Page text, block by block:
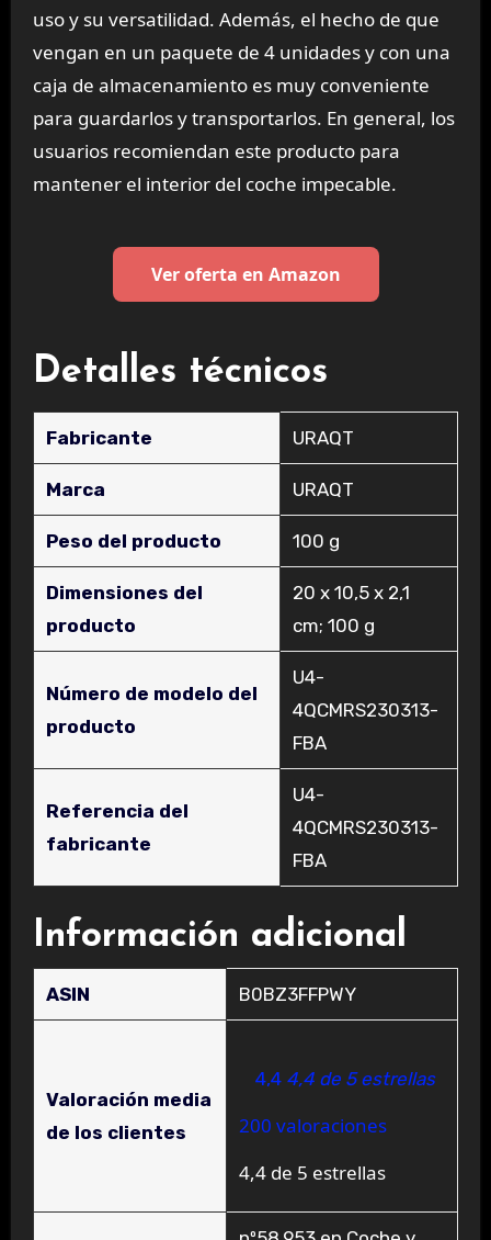
uso y su versatilidad. Además, el hecho de que
vengan en un paquete de 4 unidades y con una
caja de almacenamiento es muy conveniente
para guardarlos y transportarlos. En general, los
usuarios recomiendan este producto para
mantener el interior del coche impecable.
Ver oferta en Amazon
Detalles técnicos
Fabricante ‎URAQT
Marca ‎URAQT
Peso del producto ‎100 g
Dimensiones del
producto
‎20 x 10,5 x 2,1
cm; 100 g
Número de modelo del
producto
‎U4-
4QCMRS230313-
FBA
Referencia del
fabricante
‎U4-
4QCMRS230313-
FBA
Información adicional
ASIN B0BZ3FFPWY
Valoración media
de los clientes
4,4 4,4 de 5 estrellas
200 valoraciones
4,4 de 5 estrellas